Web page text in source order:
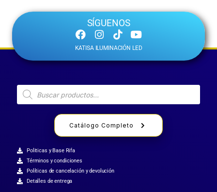
SÍGUENOS
KATISA ILUMINACIÓN LED
Catálogo Completo
Politicas y Base Rifa
Términos y condiciones
Políticas de cancelación y devolución
Detalles de entrega